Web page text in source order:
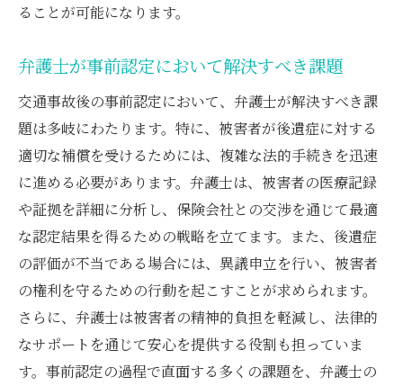
ることが可能になります。
弁護士が事前認定において解決すべき課題
交通事故後の事前認定において、弁護士が解決すべき課
題は多岐にわたります。特に、被害者が後遺症に対する
適切な補償を受けるためには、複雑な法的手続きを迅速
に進める必要があります。弁護士は、被害者の医療記録
や証拠を詳細に分析し、保険会社との交渉を通じて最適
な認定結果を得るための戦略を立てます。また、後遺症
の評価が不当である場合には、異議申立を行い、被害者
の権利を守るための行動を起こすことが求められます。
さらに、弁護士は被害者の精神的負担を軽減し、法律的
なサポートを通じて安心を提供する役割も担っていま
す。事前認定の過程で直面する多くの課題を、弁護士の